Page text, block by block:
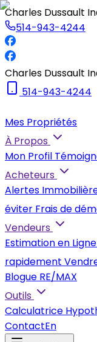
Charles Dussault
514-943-4244
Charles Dussault
514-943-4244
Mes Propriétés
À Propos
Mon Profil
Acheteurs
Alertes
éviter Frais de
Vendeurs
Estimation en Ligne
rapidement
Blogue RE/MAX
Outils
Calculatrice
ContactEn